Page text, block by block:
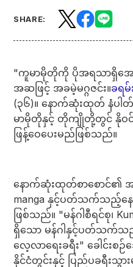
SHARE:
"ကူမာမိုတိုကို ပိုအရသာရှိအေ
အဆဖြင့် အခမဲ့မဂ္ဂဇင်း။ခရမ်
(၃၆)။ နောက်ဆုံးထုတ် နံပါ
မာမိုတိုနှင့် တိုကျိုတို့တွင် နိုဝင်
ဖြန့်ဝေပေးမည်ဖြစ်သည်။
နောက်ဆုံးထုတ်စာစောင်၏ အ
manga နှင့်ပတ်သက်သည့်န
ဖြစ်သည်။ "မန်ဂါစီရင်စု၊
ရှိသော မန်ဂါနှင့်ပတ်သက်သည့်
လေ့လာရေးခရီး" ခေါင်းစ
နိုင်ငံတွင်းနှင့် ပြည်ပခရီးသွ